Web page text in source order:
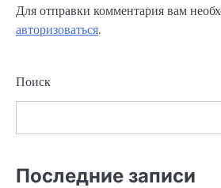
Для отправки комментария вам
авторизоваться.
Поиск
Последние записи